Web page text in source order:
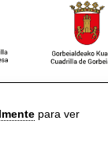
Legal Política